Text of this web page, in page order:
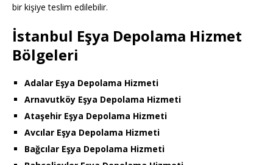
bir kişiye teslim edilebilir.
İstanbul Eşya Depolama Hizmet
Bölgeleri
Adalar Eşya Depolama Hizmeti
Arnavutköy Eşya Depolama Hizmeti
Ataşehir Eşya Depolama Hizmeti
Avcılar Eşya Depolama Hizmeti
Bağcılar Eşya Depolama Hizmeti